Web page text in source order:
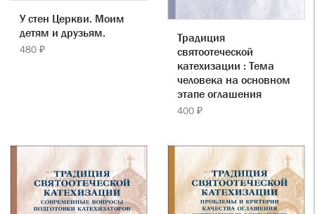
У стен Церкви. Моим
детям и друзьям.
480 ₽
Традиция
святоотеческой
катехизации : Тема
человека на основном
этапе оглашения
400 ₽